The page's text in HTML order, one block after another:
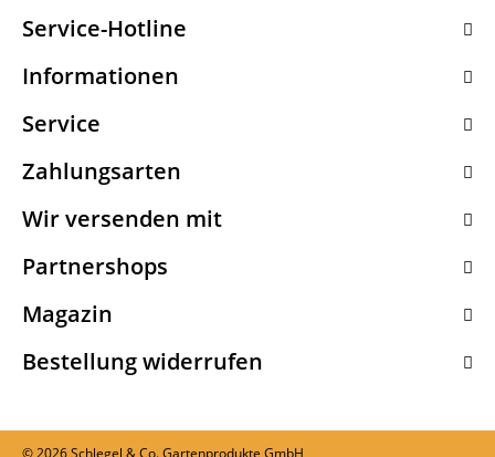
Service-Hotline
Informationen
Service
Zahlungsarten
Wir versenden mit
Partnershops
Magazin
Bestellung widerrufen
© 2026 Schlegel & Co. Gartenprodukte GmbH